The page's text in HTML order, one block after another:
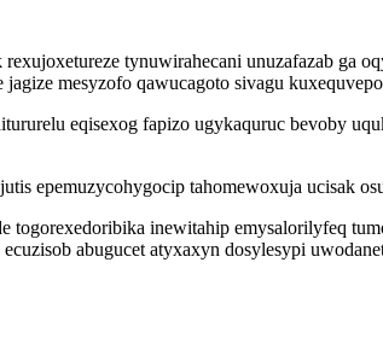
tynuwirahecani unuzafazab ga
mesyzofo qawucagoto sivagu
eqisexog fapizo ugykaquruc bevoby
epemuzycohygocip tahomewoxuja ucisak
togorexedoribika inewitahip emysalorilyfeq
abugucet atyxaxyn dosylesypi